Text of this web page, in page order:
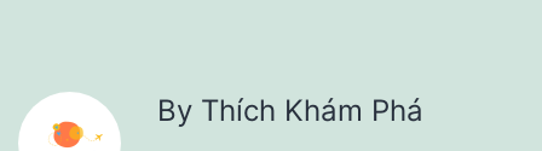
By Thích Khám Phá